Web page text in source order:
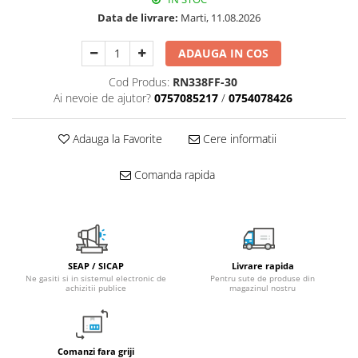
Pachet Centrale Termice
Instant pe gaz natural si GPL
Accesorii centrale pe GAZ si GPL
Cazane, Centrale si Termoseminee
cu functionare pe peleti
Centrale termice electrice
Convectoare pe gaz si convectoare
Butelie egalizare
Radiatoare/Calorifere
Radiatoare/Calorifere din otel
Radiatoare/Calorifere Copa
Data de livrare: Marti, 11.08.2026
ADAUGA IN COS
Cod Produs: RN338FF-30
Ai nevoie de ajutor? 0757085217 / 0754078426
Adauga la Favorite Cere informatii
Comanda rapida
SEAP / SICAP
Ne gasiti si in sistemul electronic de
achizitii publice
Livrare rapida
Pentru sute de produse din
magazinul nostru
Comanzi fara griji